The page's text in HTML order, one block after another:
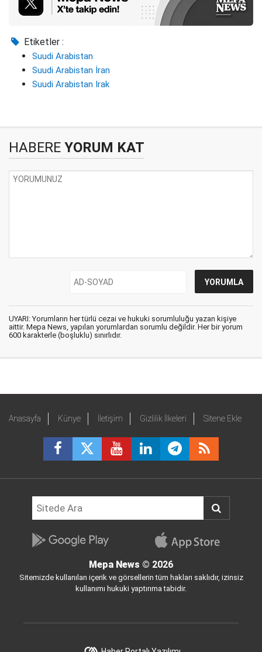
Etiketler :
Suudi Arabistan
Suudi Arabistan İran
Suudi Arabistan Irak
HABERE YORUM KAT
UYARI: Yorumların her türlü cezai ve hukuki sorumluluğu yazan kişiye
aittir. Mepa News, yapılan yorumlardan sorumlu değildir. Her bir yorum
600 karakterle (boşluklu) sınırlıdır.
Anasayfa Künye İletişim Gizlilik İlkeleri Sitene Ekle
Mepa News © 2026
Sitemizde kullanılan içerik ve görsellerin tüm hakları saklıdır, izinsiz
kullanımı hukuki yaptırıma tabidir.